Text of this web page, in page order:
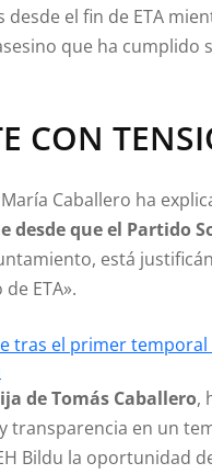
desde el fin de ETA
que ha cumplido
CON
Caballero ha
desde que el Partido
está
ETA».
tras el primer
de Tomás Caballero,
transparencia en un
Bildu la oportunidad